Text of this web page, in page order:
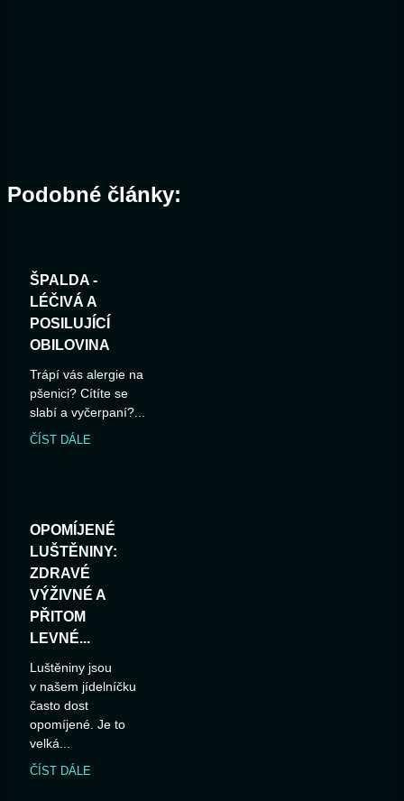
Podobné články:
ŠPALDA -
LÉČIVÁ A
POSILUJÍCÍ
OBILOVINA
Trápí vás alergie na
pšenici? Cítíte se
slabí a vyčerpaní?...
ČÍST DÁLE
OPOMÍJENÉ
LUŠTĚNINY:
ZDRAVÉ
VÝŽIVNÉ A
PŘITOM
LEVNÉ...
Luštěniny jsou
v našem jídelníčku
často dost
opomíjené. Je to
velká...
ČÍST DÁLE